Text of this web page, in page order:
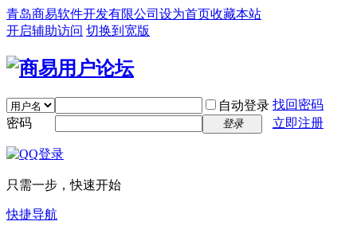
青岛商易软件开发有限公司 设为首页收藏本站
开启辅助访问 切换到宽版
自动登录 找回密码
密码
登录 立即注册
只需一步，快速开始
快捷导航